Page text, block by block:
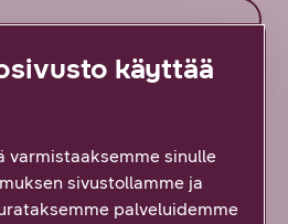
käyttää
varmistaaksemme sinulle
sivustollamme ja
palveluidemme